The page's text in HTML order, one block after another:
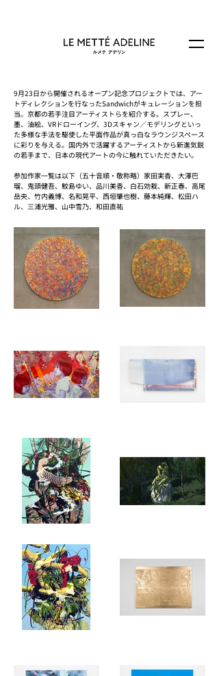
9月23日から開催されるオープン記念プロジェクトでは、アー
トディレクションを行なったSandwichがキュレーションを担
当。京都の若手注目アーティストらを紹介する。スプレー、
墨、油絵、VRドローイング、3Dスキャン／モデリングといっ
た多様な手法を駆使した平面作品が真っ白なラウンジスペース
に彩りを与える。国内外で活躍するアーティストから新進気鋭
の若手まで、日本の現代アートの今に触れていただきたい。
参加作家一覧は以下（五十音順・敬称略）家田実香、大澤巴
瑠、鬼頭健吾、鮫島ゆい、品川美香、白石効栽、新正春、高尾
岳央、竹内義博、名和晃平、西垣肇也樹、藤本純輝、松田ハ
ル、三浦光雅、山中雪乃、和田直祐